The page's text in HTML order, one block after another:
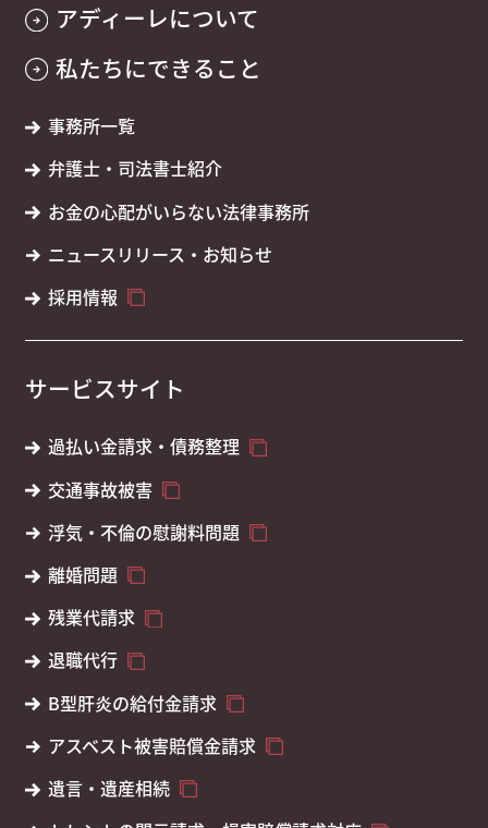
アディーレについて
私たちにできること
事務所一覧
弁護士・司法書士紹介
お金の心配がいらない法律事務所
ニュースリリース・お知らせ
採用情報
サービスサイト
過払い金請求・債務整理
交通事故被害
浮気・不倫の慰謝料問題
離婚問題
残業代請求
退職代行
B型肝炎の給付金請求
アスベスト被害賠償金請求
遺言・遺産相続